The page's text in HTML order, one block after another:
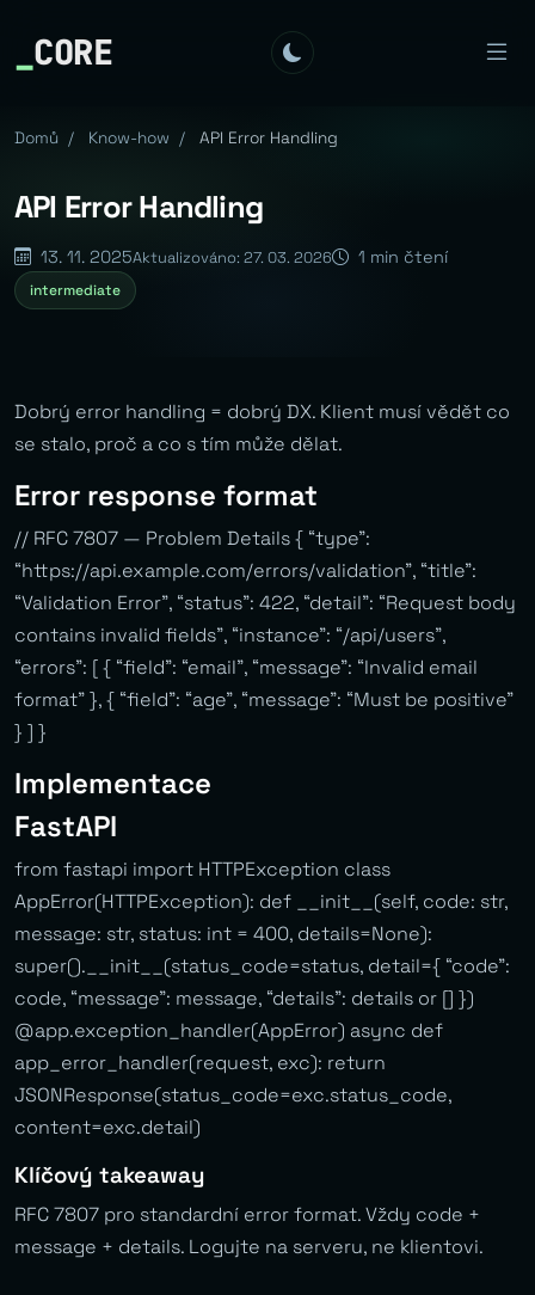
_CORE
Domů / Know-how / API Error Handling
API Error Handling
13. 11. 2025Aktualizováno: 27. 03. 2026 1 min čtení
intermediate
Dobrý error handling = dobrý DX. Klient musí vědět co
se stalo, proč a co s tím může dělat.
Error response format
// RFC 7807 — Problem Details { “type”:
“https://api.example.com/errors/validation”, “title”:
“Validation Error”, “status”: 422, “detail”: “Request body
contains invalid fields”, “instance”: “/api/users”,
“errors”: [ { “field”: “email”, “message”: “Invalid email
format” }, { “field”: “age”, “message”: “Must be positive”
} ] }
Implementace
FastAPI
from fastapi import HTTPException class
AppError(HTTPException): def __init__(self, code: str,
message: str, status: int = 400, details=None):
super().__init__(status_code=status, detail={ “code”:
code, “message”: message, “details”: details or [] })
@app.exception_handler(AppError) async def
app_error_handler(request, exc): return
JSONResponse(status_code=exc.status_code,
content=exc.detail)
Klíčový takeaway
RFC 7807 pro standardní error format. Vždy code +
message + details. Logujte na serveru, ne klientovi.